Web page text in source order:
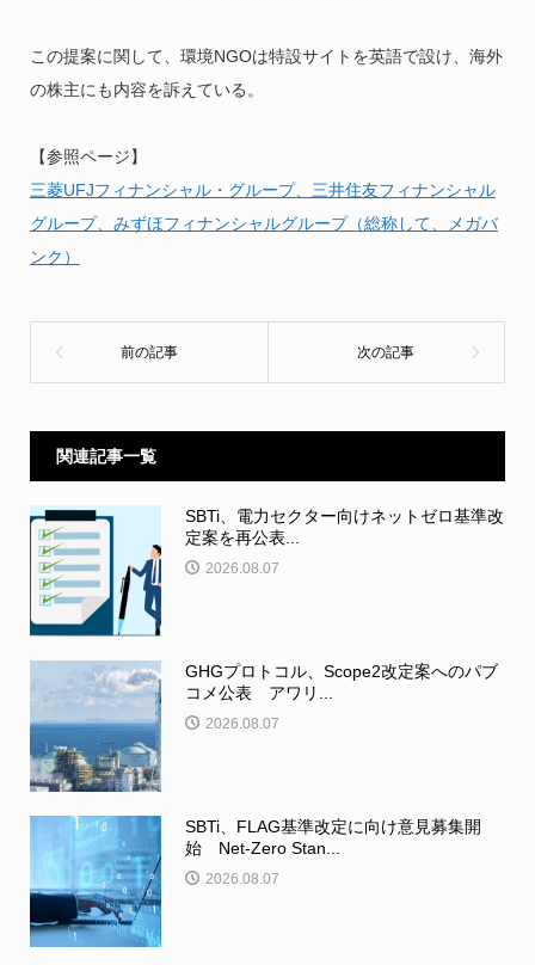
この提案に関して、環境NGOは特設サイトを英語で設け、海外
の株主にも内容を訴えている。
【参照ページ】
三菱UFJフィナンシャル・グループ、三井住友フィナンシャル
グループ、みずほフィナンシャルグループ（総称して、メガバ
ンク）
関連記事一覧
SBTi、電力セクター向けネットゼロ基準改
定案を再公表...
2026.08.07
GHGプロトコル、Scope2改定案へのパブ
コメ公表 アワリ...
2026.08.07
SBTi、FLAG基準改定に向け意見募集開
始 Net-Zero Stan...
2026.08.07